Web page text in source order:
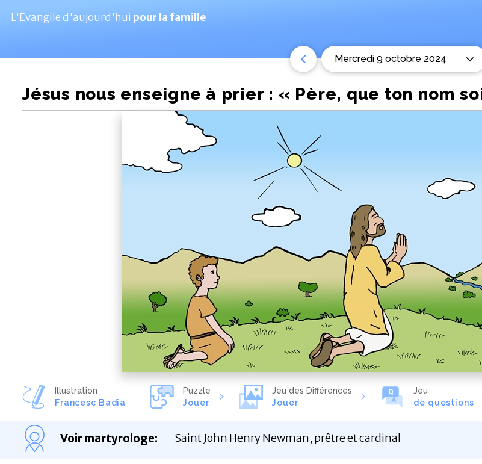
L'Evangile d'aujourd'hui pour la famille
mercredi 9 octobre 2024
Jésus nous enseigne à prier : « Père, que ton nom
Illustration
Francesc Badia
Puzzle
Jouer
Jeu des Différences
Jouer
Jeu
de questions
Voir martyrologe: Saint John Henry Newman, prêtre et cardinal